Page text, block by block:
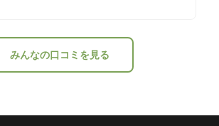
みんなの口コミを見る